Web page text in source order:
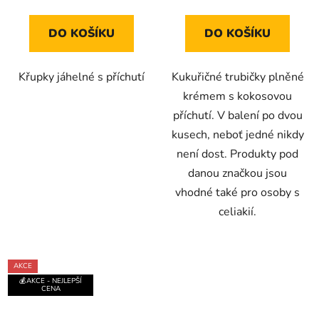
DO KOŠÍKU
Křupky jáhelné s příchutí
z
DO KOŠÍKU
Kukuřičné trubičky plněné
krémem s kokosovou
příchutí. V balení po dvou
kusech, neboť jedné nikdy
není dost. Produkty pod
danou značkou jsou
vhodné také pro osoby s
celiakií.
AKCE
💰AKCE - NEJLEPŠÍ
CENA